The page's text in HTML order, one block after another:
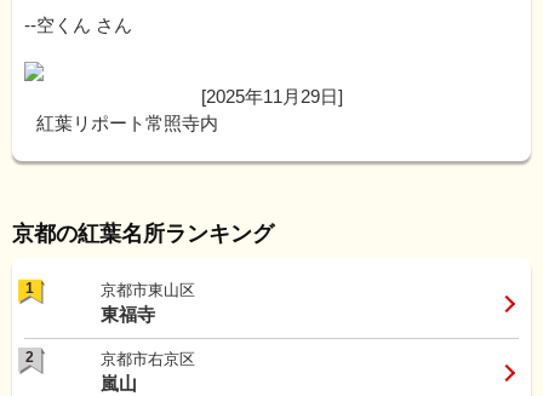
--空くん さん
[2025年11月29日]
紅葉リポート常照寺内
京都の紅葉名所ランキング
1 京都市東山区
東福寺
2 京都市右京区
嵐山